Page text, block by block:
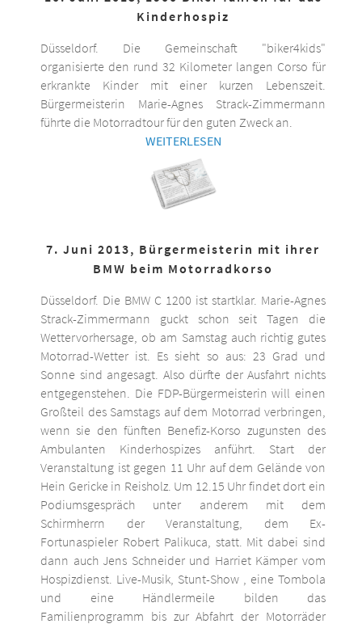
Kinderhospiz
Düsseldorf. Die Gemeinschaft "biker4kids"
organisierte den rund 32 Kilometer langen Corso für
erkrankte Kinder mit einer kurzen Lebenszeit.
Bürgermeisterin Marie-Agnes Strack-Zimmermann
führte die Motorradtour für den guten Zweck an.
WEITERLESEN
7. Juni 2013, Bürgermeisterin mit ihrer
BMW beim Motorradkorso
Düsseldorf. Die BMW C 1200 ist startklar. Marie-Agnes
Strack-Zimmermann guckt schon seit Tagen die
Wettervorhersage, ob am Samstag auch richtig gutes
Motorrad-Wetter ist. Es sieht so aus: 23 Grad und
Sonne sind angesagt. Also dürfte der Ausfahrt nichts
entgegenstehen. Die FDP-Bürgermeisterin will einen
Großteil des Samstags auf dem Motorrad verbringen,
wenn sie den fünften Benefiz-Korso zugunsten des
Ambulanten Kinderhospizes anführt. Start der
Veranstaltung ist gegen 11 Uhr auf dem Gelände von
Hein Gericke in Reisholz. Um 12.15 Uhr findet dort ein
Podiumsgespräch unter anderem mit dem
Schirmherrn der Veranstaltung, dem Ex-
Fortunaspieler Robert Palikuca, statt. Mit dabei sind
dann auch Jens Schneider und Harriet Kämper vom
Hospizdienst. Live-Musik, Stunt-Show , eine Tombola
und eine Händlermeile bilden das
Familienprogramm bis zur Abfahrt der Motorräder